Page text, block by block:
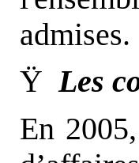
admises.
Ÿ Les
En